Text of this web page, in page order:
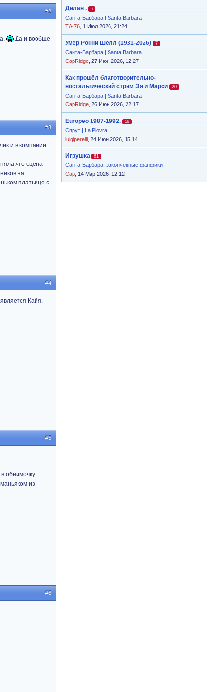
Дилан . 6
Санта-Барбара | Santa Barbara
ТА-76 , 1 Июл 2026, 21:24
Умер Ронни Шелл (1931-2026) 7
Санта-Барбара | Santa Barbara
CapRidge , 27 Июн 2026, 12:27
Как прошёл благотворительно-
ностальгический стрим Эя и Марси
20
Санта-Барбара | Santa Barbara
CapRidge , 26 Июн 2026, 22:17
Europeo 1987-1992. 16
Спрут | La Piovra
luigiperelli , 24 Июн 2026, 15:14
Игрушка 61
Санта-Барбара: законченные фанфики
Cap , 14 Мар 2026, 12:12
#2
Да и вообще
#3
и в компании
сцена
на
платьице с
#4
Кайя.
#5
обнимочку
из
#6